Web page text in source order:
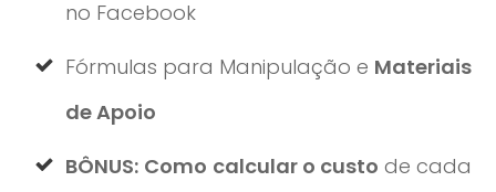
no Facebook
Fórmulas para Manipulação e Materiais
de Apoio
BÔNUS: Como calcular o custo de cada